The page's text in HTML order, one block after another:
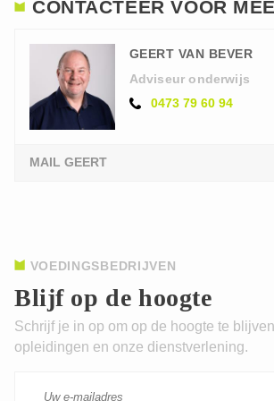
CONTACTEER VOOR
GEERT VAN BEVER
Adviseur onderwijs
0473 79 60 94
MAIL GEERT
Blijf op de hoogte
VOEDINGSBEDRIJVEN
Schrijf je in op om op de hoogte te
opleidingen en onze dienstverlening.